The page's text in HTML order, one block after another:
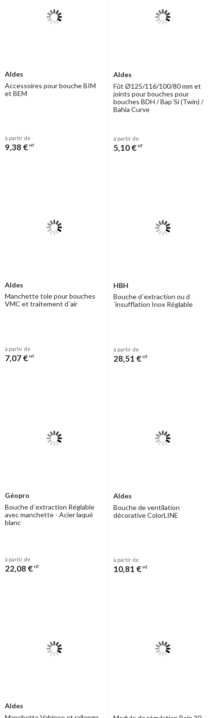
Aldes
Accessoires pour bouche BIM
et BEM
à partir de
9,38 € HT
Aldes
Fût Ø125/116/100/80 mm et
joints pour bouches pour
bouches BDH / Bap´Si (Twin) /
Bahia Curve
à partir de
5,10 € HT
Aldes
Manchette tole pour bouches
VMC et traitement d´air
à partir de
7,07 € HT
HBH
Bouche d´extraction ou d
´insufflation Inox Réglable
à partir de
28,51 € HT
Géopro
Bouche d´extraction Réglable
avec manchette - Acier laqué
blanc
à partir de
22,08 € HT
Aldes
Bouche de ventilation
décorative ColorLINE
à partir de
10,81 € HT
Aldes